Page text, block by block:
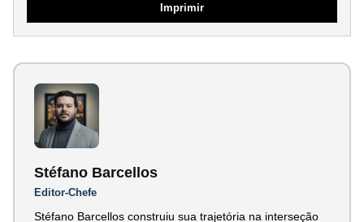
Imprimir
Stéfano Barcellos
Editor-Chefe
Stéfano Barcellos construiu sua trajetória na interseção